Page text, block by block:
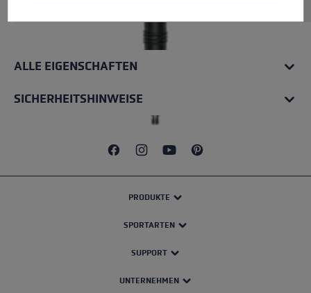
ALLE EIGENSCHAFTEN
SICHERHEITSHINWEISE
PRODUKTE
SPORTARTEN
SUPPORT
UNTERNEHMEN